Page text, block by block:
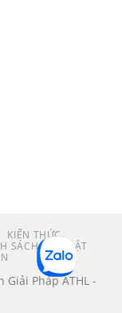
KIẾN THỨC
SÁCH BẢO MẬT
Giải Pháp ATHL -